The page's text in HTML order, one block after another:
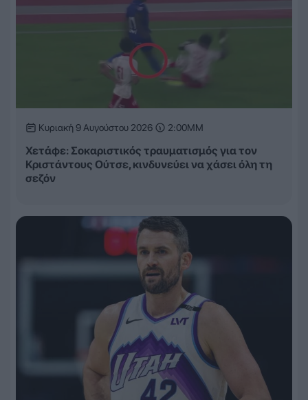
Κυριακή 9 Αυγούστου 2026 2:00ΜΜ
Χετάφε: Σοκαριστικός τραυματισμός για τον
Κριστάντους Ούτσε, κινδυνεύει να χάσει όλη τη
σεζόν